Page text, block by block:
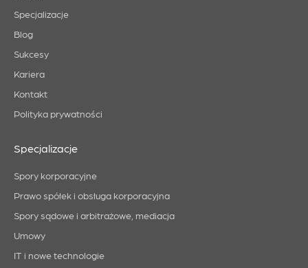
Specjalizacje
Blog
Sukcesy
Kariera
Kontakt
Polityka prywatności
Specjalizacje
Spory korporacyjne
Prawo spółek i obsługa korporacyjna
Spory sądowe i arbitrażowe, mediacja
Umowy
IT i nowe technologie